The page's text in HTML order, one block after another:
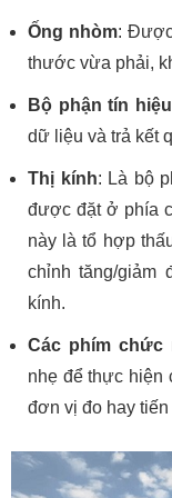
Ống nhòm: Được
thước vừa phải,
Bộ phận tín
dữ liệu và trả kết
Thị kính: Là bộ
được đặt ở phía
này là tổ hợp
chỉnh tăng/giảm
kính.
Các phím chức
nhẹ để thực hiện
đơn vị đo hay